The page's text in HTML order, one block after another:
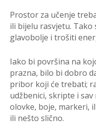
Prostor za učenje
ili bijelu rasvjetu. Tako
glavobolje i trošiti
Iako bi površina na
prazna, bilo bi dobro
pribor koji će trebati;
udžbenici, skripte i
olovke, boje, markeri,
ili nešto slično.